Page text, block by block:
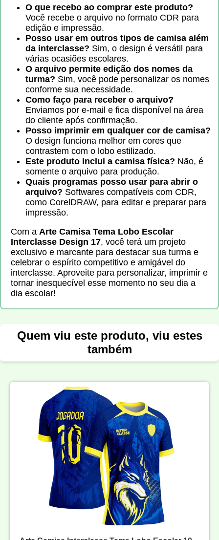
O que recebo ao comprar este produto?
Você recebe o arquivo no formato CDR para
edição e impressão.
Posso usar em outros tipos de camisa além
da interclasse? Sim, o design é versátil para
várias ocasiões escolares.
O arquivo permite edição dos nomes da
turma? Sim, você pode personalizar os nomes
conforme sua necessidade.
Como faço para receber o arquivo?
Enviamos por e-mail e fica disponível na área
do cliente após confirmação.
Posso imprimir em qualquer cor de camisa?
O design funciona melhor em cores que
contrastem com o lobo estilizado.
Este produto inclui a camisa física? Não, é
somente o arquivo para produção.
Quais programas posso usar para abrir o
arquivo? Softwares compatíveis com CDR,
como CorelDRAW, para editar e preparar para
impressão.
Com a Arte Camisa Tema Lobo Escolar
Interclasse Design 17, você terá um projeto
exclusivo e marcante para destacar sua turma e
celebrar o espírito competitivo e amigável do
interclasse. Aproveite para personalizar, imprimir e
tornar inesquecível esse momento no seu dia a
dia escolar!
Quem viu este produto, viu estes
também